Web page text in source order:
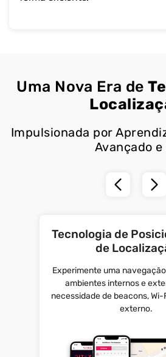
Uma Nova Era de
Impulsionada por
Avançado e
Tecnologia de
de
Experimente uma
ambientes internos e
necessidade de beacons,
externo.